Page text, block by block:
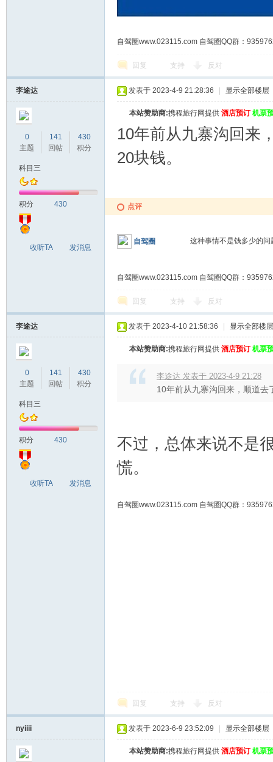
自驾圈www.023115.com 自驾圈QQ群：
回复 支持 反对
李途达
0
主题
141
回帖
430
积分
科目三
积分 430
收听TA 发消息
发表于 2023-4-9 21:28:36 显示全部楼层
本站赞助商:携程旅行网提供 酒店预订 机票
10年前从九寨沟回来
20块钱。
点评
自驾圈 这种事情不是钱多少的
自驾圈www.023115.com 自驾圈QQ群：
回复 支持 反对
李途达
0
主题
141
回帖
430
积分
科目三
积分 430
收听TA 发消息
发表于 2023-4-10 21:58:36 显示全部楼层
本站赞助商:携程旅行网提供 酒店预订 机票
李途达 发表于 2023-4-9 21:28
10年前从九寨沟回来，顺道
不过，总体来说不是
慌。
自驾圈www.023115.com 自驾圈QQ群：
回复 支持 反对
nyiiii 发表于 2023-6-9 23:52:09 显示全部楼层
本站赞助商:携程旅行网提供 酒店预订 机票